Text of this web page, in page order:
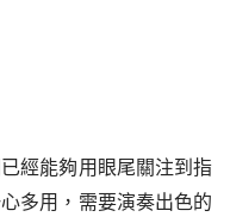
經能夠用眼尾關注到指
多用，需要演奏出色的